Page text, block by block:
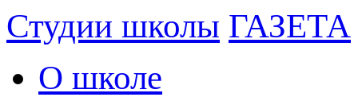
Студии школы ГАЗЕТА
О школе